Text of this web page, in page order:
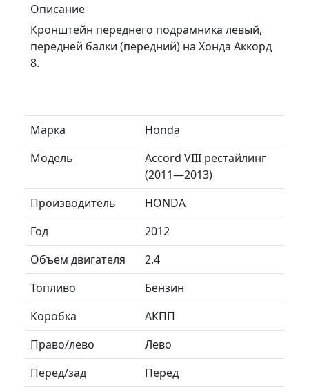
Описание
Кронштейн переднего подрамника левый,
передней балки (передний) на Хонда Аккорд
8.
Марка
Honda
Модель
Accord VIII рестайлинг
(2011—2013)
Производитель
HONDA
Год
2012
Объем двигателя
2.4
Топливо
Бензин
Коробка
АКПП
Право/лево
Лево
Перед/зад
Перед